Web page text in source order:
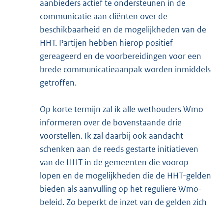
aanbieders actief te ondersteunen in de
communicatie aan cliënten over de
beschikbaarheid en de mogelijkheden van de
HHT. Partijen hebben hierop positief
gereageerd en de voorbereidingen voor een
brede communicatieaanpak worden inmiddels
getroffen.
Op korte termijn zal ik alle wethouders Wmo
informeren over de bovenstaande drie
voorstellen. Ik zal daarbij ook aandacht
schenken aan de reeds gestarte initiatieven
van de HHT in de gemeenten die voorop
lopen en de mogelijkheden die de HHT-gelden
bieden als aanvulling op het reguliere Wmo-
beleid. Zo beperkt de inzet van de gelden zich